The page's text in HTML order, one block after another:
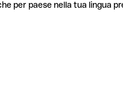
per paese nella tua lingua